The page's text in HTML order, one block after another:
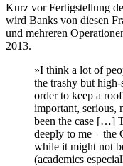
Kurz vor Fertigstellung
wird Banks von diesen
und mehreren
2013.
»I think a lot of
the trashy but
order to keep a
important, serious,
been the case […]
deeply to me – the
while it might not
(academics